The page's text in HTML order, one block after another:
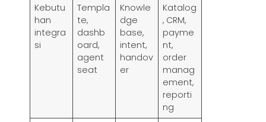
Kebutu
han
integra
si
Templa
te,
dashb
oard,
agent
seat
Knowle
dge
base,
intent,
handov
er
Katalog
, CRM,
payme
nt,
order
manag
ement,
reporti
ng